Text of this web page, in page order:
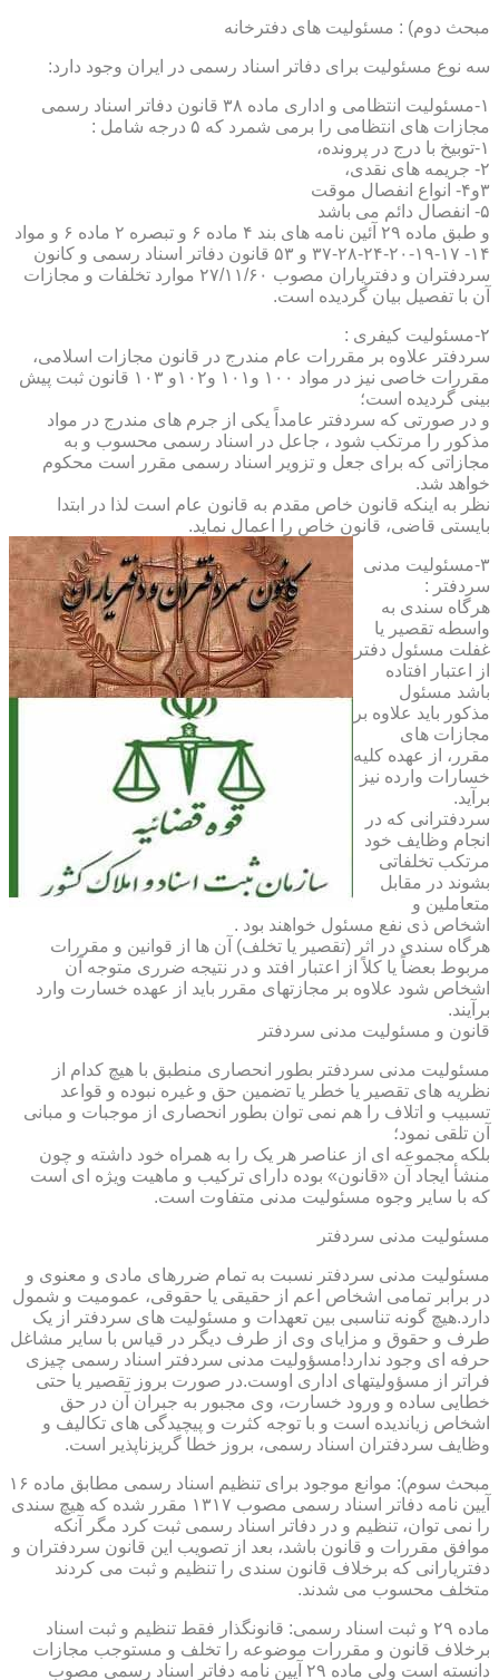
مبحث دوم) : مسئولیت های دفترخانه
سه نوع مسئولیت برای دفاتر اسناد رسمی در ایران وجود دارد:
۱-مسئولیت انتظامی و اداری ماده ۳۸ قانون دفاتر اسناد رسمی
مجازات های انتظامی را برمی شمرد که ۵ درجه شامل :
۱-توبیخ با درج در پرونده،
۲- جریمه های نقدی،
۳و۴- انواع انفصال موقت
۵- انفصال دائم می باشد
و طبق ماده ۲۹ آئین نامه های بند ۴ ماده ۶ و تبصره ۲ ماده ۶ و مواد
۱۴- ۱۷-۱۹-۲۰-۲۴-۲۸-۳۷ و ۵۳ قانون دفاتر اسناد رسمی و کانون
سردفتران و دفتریاران مصوب ۲۷/۱۱/۶۰ موارد تخلفات و مجازات
آن با تفصیل بیان گردیده است.
۲-مسئولیت کیفری :
سردفتر علاوه بر مقررات عام مندرج در قانون مجازات اسلامی،
مقررات خاصی نیز در مواد ۱۰۰ و۱۰۱ و۱۰۲و ۱۰۳ قانون ثبت پیش
بینی گردیده است؛
و در صورتی که سردفتر عامداً یکی از جرم های مندرج در مواد
مذکور را مرتکب شود ، جاعل در اسناد رسمی محسوب و به
مجازاتی که برای جعل و تزویر اسناد رسمی مقرر است محکوم
خواهد شد.
نظر به اینکه قانون خاص مقدم به قانون عام است لذا در ابتدا
بایستی قاضی، قانون خاص را اعمال نماید.
۳-مسئولیت مدنی
سردفتر :
هرگاه سندی به
واسطه تقصیر یا
غفلت مسئول دفتر
از اعتبار افتاده
باشد مسئول
مذکور باید علاوه بر
مجازات های
مقرر، از عهده کلیه
خسارات وارده نیز
برآید.
سردفترانی که در
انجام وظایف خود
مرتکب تخلفاتی
بشوند در مقابل
متعاملین و
اشخاص ذی نفع مسئول خواهند بود .
هرگاه سندی در اثر (تقصیر یا تخلف) آن ها از قوانین و مقررات
مربوط بعضاً یا کلاً از اعتبار افتد و در نتیجه ضرری متوجه آن
اشخاص شود علاوه بر مجازتهای مقرر باید از عهده خسارت وارد
برآیند.
قانون و مسئولیت مدنی سردفتر
مسئولیت مدنی سردفتر بطور انحصاری منطبق با هیچ کدام از
نظریه های تقصیر یا خطر یا تضمین حق و غیره نبوده و قواعد
تسبیب و اتلاف را هم نمی توان بطور انحصاری از موجبات و مبانی
آن تلقی نمود؛
بلکه مجموعه ای از عناصر هر یک را به همراه خود داشته و چون
منشأ ایجاد آن «قانون» بوده دارای ترکیب و ماهیت ویژه ای است
که با سایر وجوه مسئولیت مدنی متفاوت است.
مسئولیت مدنی سردفتر
مسئولیت مدنی سردفتر نسبت به تمام ضررهای مادی و معنوی و
در برابر تمامی اشخاص اعم از حقیقی یا حقوقی، عمومیت و شمول
دارد.هیچ گونه تناسبی بین تعهدات و مسئولیت های سردفتر از یک
طرف و حقوق و مزایای وی از طرف دیگر در قیاس با سایر مشاغل
حرفه ای وجود ندارد!مسؤولیت مدنی سردفتر اسناد رسمی چیزی
فراتر از مسؤولیتهای اداری اوست.در صورت بروز تقصیر یا حتی
خطایی ساده و ورود خسارت، وی مجبور به جبران آن در حق
اشخاص زیاندیده است و با توجه کثرت و پیچیدگی های تکالیف و
وظایف سردفتران اسناد رسمی، بروز خطا گریزناپذیر است.
مبحث سوم): موانع موجود برای تنظیم اسناد رسمی مطابق ماده ۱۶
آیین نامه دفاتر اسناد رسمی مصوب ۱۳۱۷ مقرر شده که هیچ سندی
را نمی توان، تنظیم و در دفاتر اسناد رسمی ثبت کرد مگر آنکه
موافق مقررات و قانون باشد، بعد از تصویب این قانون سردفتران و
دفتریارانی که برخلاف قانون سندی را تنظیم و ثبت می کردند
متخلف محسوب می شدند.
ماده ۲۹ و ثبت اسناد رسمی: قانونگذار فقط تنظیم و ثبت اسناد
برخلاف قانون و مقررات موضوعه را تخلف و مستوجب مجازات
دانسته است ولی ماده ۲۹ آیین نامه دفاتر اسناد رسمی مصوب